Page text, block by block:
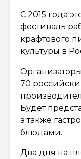
С 2015 года
фестиваль
крафтового
культуры в
70
Будет
а также
блюдами.
Два дня на